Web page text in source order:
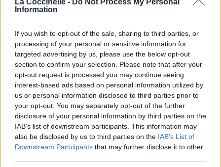
Information
If you wish to opt-out of the sale, sharing to third parties, or
processing of your personal or sensitive information for
targeted advertising by us, please use the below opt-out
section to confirm your selection. Please note that after your
opt-out request is processed you may continue seeing
interest-based ads based on personal information utilized by
us or personal information disclosed to third parties prior to
your opt-out. You may separately opt-out of the further
disclosure of your personal information by third parties on the
IAB’s list of downstream participants. This information may
also be disclosed by us to third parties on the IAB’s List of
Downstream Participants that may further disclose it to other
Téléchargements
Photos
Corrections & commentaires
Dire «merci» pour cette traduction Corriger une erreur